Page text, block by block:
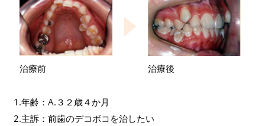
治療前 治療後
1.年齢：A.３２歳４か月
2.主訴：前歯のデコボコを治したい